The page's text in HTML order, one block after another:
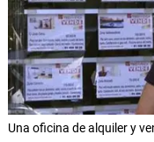
Una oficina de alquiler y